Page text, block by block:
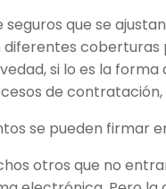
que se
si lo es la
de
se pueden firmar
otros que no